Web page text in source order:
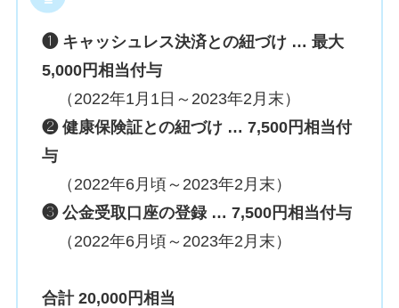
❶ キャッシュレス決済との紐づけ … 最大
5,000円相当付与
（2022年1月1日～2023年2月末）
❷ 健康保険証との紐づけ… 7,500円相当付
与
（2022年6月頃～2023年2月末）
❸ 公金受取口座の登録… 7,500円相当付与
（2022年6月頃～2023年2月末）
合計 20,000円相当